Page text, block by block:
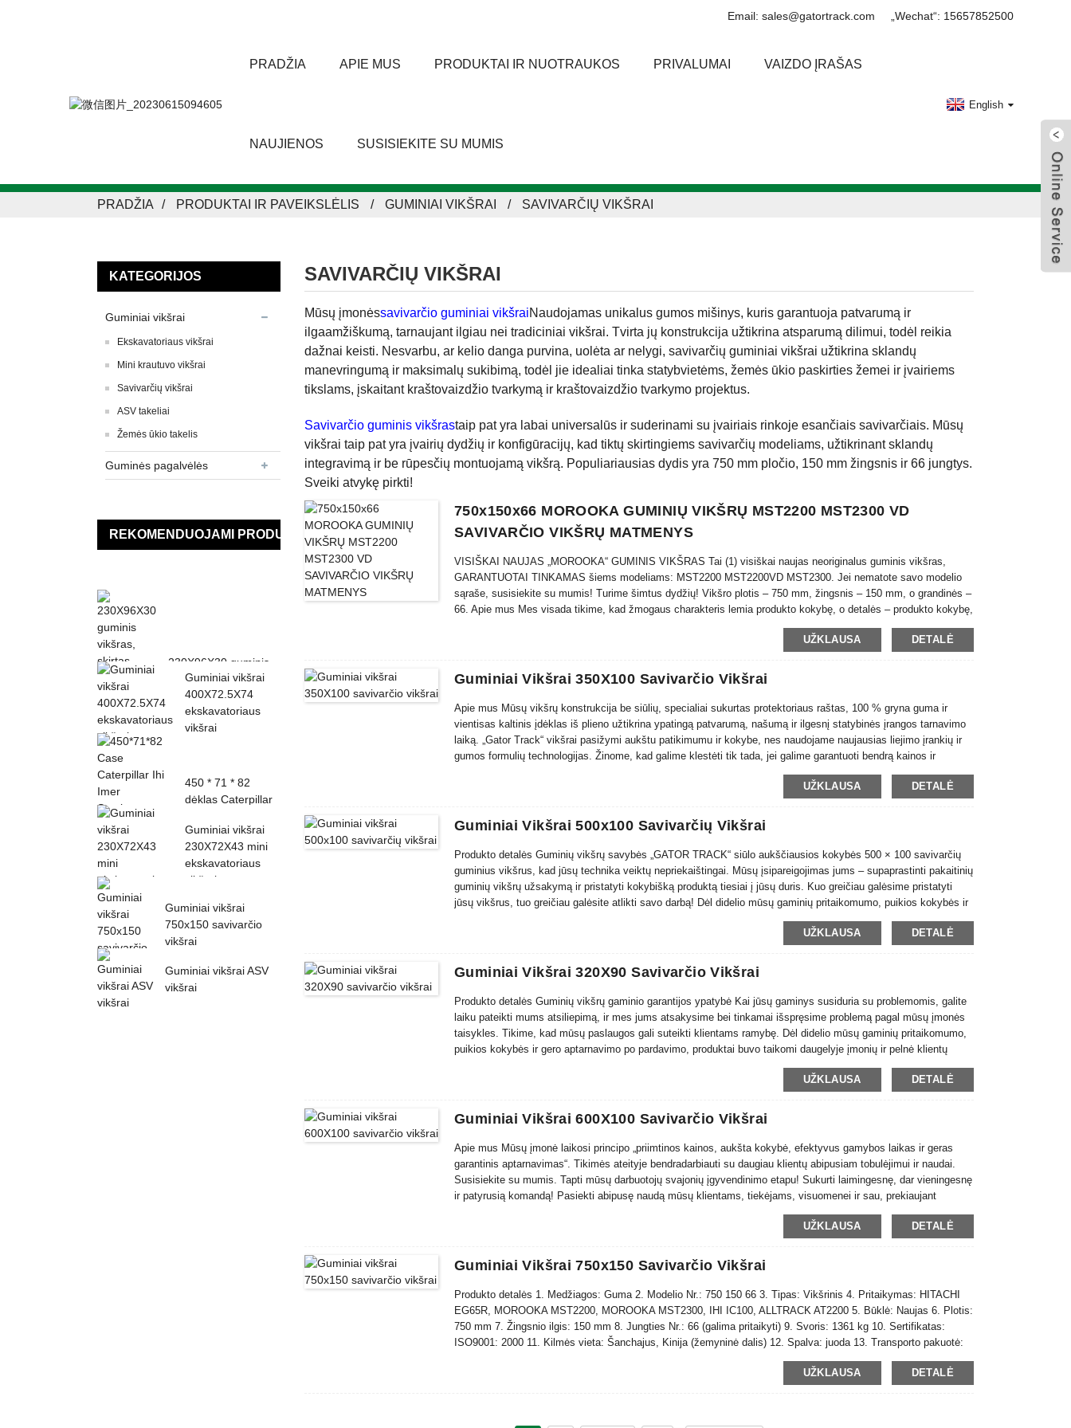
Email: sales@gatortrack.com „Wechat“: 15657852500
PRADŽIA APIE MUS PRODUKTAI IR NUOTRAUKOS PRIVALUMAI VAIZDO ĮRAŠAS
NAUJIENOS SUSISIEKITE SU MUMIS
English
PRADŽIA PRODUKTAI IR PAVEIKSLĖLIS GUMINIAI VIKŠRAI SAVIVARČIŲ VIKŠRAI
KATEGORIJOS
Guminiai vikšrai
Ekskavatoriaus vikšrai
Mini krautuvo vikšrai
Savivarčių vikšrai
ASV takeliai
Žemės ūkio takelis
Guminės pagalvėlės
REKOMENDUOJAMI PRODUKTAI
230X96X30 guminis
vikšras KUBOTA K013
K015 KN36 KH0...
Guminiai vikšrai
400X72.5X74
ekskavatoriaus
vikšrai
450 * 71 * 82
dėklas Caterpillar
guminis...
Guminiai vikšrai
230X72X43 mini
ekskavatoriaus
vikšrai
Guminiai vikšrai
750x150 savivarčio
vikšrai
Guminiai vikšrai ASV
vikšrai
SAVIVARČIŲ VIKŠRAI
Mūsų įmonėssavivarčio guminiai vikšraiNaudojamas unikalus gumos mišinys, kuris garantuoja patvarumą ir
ilgaamžiškumą, tarnaujant ilgiau nei tradiciniai vikšrai. Tvirta jų konstrukcija užtikrina atsparumą dilimui, todėl reikia
dažnai keisti. Nesvarbu, ar kelio danga purvina, uolėta ar nelygi, savivarčių guminiai vikšrai užtikrina sklandų
manevringumą ir maksimalų sukibimą, todėl jie idealiai tinka statybvietėms, žemės ūkio paskirties žemei ir įvairiems
tikslams, įskaitant kraštovaizdžio tvarkymą ir kraštovaizdžio tvarkymo projektus.
Savivarčio guminis vikšrastaip pat yra labai universalūs ir suderinami su įvairiais rinkoje esančiais savivarčiais. Mūsų
vikšrai taip pat yra įvairių dydžių ir konfigūracijų, kad tiktų skirtingiems savivarčių modeliams, užtikrinant sklandų
integravimą ir be rūpesčių montuojamą vikšrą. Populiariausias dydis yra 750 mm pločio, 150 mm žingsnis ir 66 jungtys.
Sveiki atvykę pirkti!
750x150x66 MOROOKA GUMINIŲ VIKŠRŲ MST2200 MST2300 VD
SAVIVARČIO VIKŠRŲ MATMENYS
VISIŠKAI NAUJAS „MOROOKA“ GUMINIS VIKŠRAS Tai (1) visiškai naujas neoriginalus guminis vikšras,
GARANTUOTAI TINKAMAS šiems modeliams: MST2200 MST2200VD MST2300. Jei nematote savo modelio
sąraše, susisiekite su mumis! Turime šimtus dydžių! Vikšro plotis – 750 mm, žingsnis – 150 mm, o grandinės –
66. Apie mus Mes visada tikime, kad žmogaus charakteris lemia produkto kokybę, o detalės – produkto kokybę,
UŽKLAUSA
DETALĖ
Guminiai Vikšrai 350X100 Savivarčio Vikšrai
Apie mus Mūsų vikšrų konstrukcija be siūlių, specialiai sukurtas protektoriaus raštas, 100 % gryna guma ir
vientisas kaltinis įdėklas iš plieno užtikrina ypatingą patvarumą, našumą ir ilgesnį statybinės įrangos tarnavimo
laiką. „Gator Track“ vikšrai pasižymi aukštu patikimumu ir kokybe, nes naudojame naujausias liejimo įrankių ir
gumos formulių technologijas. Žinome, kad galime klestėti tik tada, jei galime garantuoti bendrą kainos ir
UŽKLAUSA
DETALĖ
Guminiai Vikšrai 500x100 Savivarčių Vikšrai
Produkto detalės Guminių vikšrų savybės „GATOR TRACK“ siūlo aukščiausios kokybės 500 × 100 savivarčių
guminius vikšrus, kad jūsų technika veiktų nepriekaištingai. Mūsų įsipareigojimas jums – supaprastinti pakaitinių
guminių vikšrų užsakymą ir pristatyti kokybišką produktą tiesiai į jūsų duris. Kuo greičiau galėsime pristatyti
jūsų vikšrus, tuo greičiau galėsite atlikti savo darbą! Dėl didelio mūsų gaminių pritaikomumo, puikios kokybės ir
UŽKLAUSA
DETALĖ
Guminiai Vikšrai 320X90 Savivarčio Vikšrai
Produkto detalės Guminių vikšrų gaminio garantijos ypatybė Kai jūsų gaminys susiduria su problemomis, galite
laiku pateikti mums atsiliepimą, ir mes jums atsakysime bei tinkamai išspręsime problemą pagal mūsų įmonės
taisykles. Tikime, kad mūsų paslaugos gali suteikti klientams ramybę. Dėl didelio mūsų gaminių pritaikomumo,
puikios kokybės ir gero aptarnavimo po pardavimo, produktai buvo taikomi daugelyje įmonių ir pelnė klientų
UŽKLAUSA
DETALĖ
Guminiai Vikšrai 600X100 Savivarčio Vikšrai
Apie mus Mūsų įmonė laikosi principo „priimtinos kainos, aukšta kokybė, efektyvus gamybos laikas ir geras
garantinis aptarnavimas“. Tikimės ateityje bendradarbiauti su daugiau klientų abipusiam tobulėjimui ir naudai.
Susisiekite su mumis. Tapti mūsų darbuotojų svajonių įgyvendinimo etapu! Sukurti laimingesnę, dar vieningesnę
ir patyrusią komandą! Pasiekti abipusę naudą mūsų klientams, tiekėjams, visuomenei ir sau, prekiaujant
UŽKLAUSA
DETALĖ
Guminiai Vikšrai 750x150 Savivarčio Vikšrai
Produkto detalės 1. Medžiagos: Guma 2. Modelio Nr.: 750 150 66 3. Tipas: Vikšrinis 4. Pritaikymas: HITACHI
EG65R, MOROOKA MST2200, MOROOKA MST2300, IHI IC100, ALLTRACK AT2200 5. Būklė: Naujas 6. Plotis:
750 mm 7. Žingsnio ilgis: 150 mm 8. Jungties Nr.: 66 (galima pritaikyti) 9. Svoris: 1361 kg 10. Sertifikatas:
ISO9001: 2000 11. Kilmės vieta: Šanchajus, Kinija (žemyninė dalis) 12. Spalva: juoda 13. Transporto pakuotė:
be pakuotės arba mediniai padėklai 14. Pristatymo data: 15 dienų po apmokėjimo 15. Garantija...
UŽKLAUSA
DETALĖ